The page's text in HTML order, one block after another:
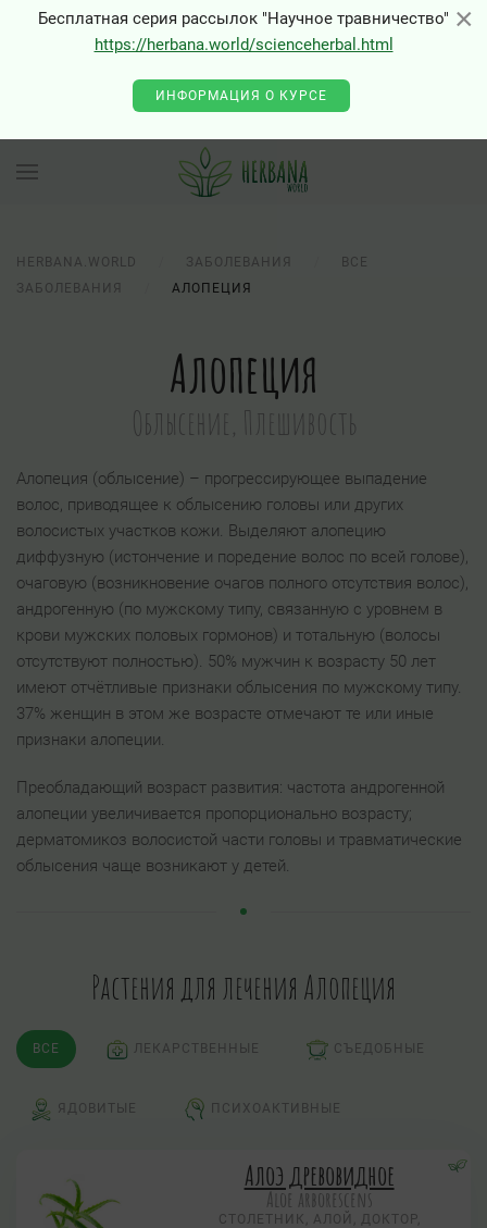
×
Бесплатная серия рассылок "Научное травничество"
https://herbana.world/scienceherbal.html
ИНФОРМАЦИЯ О КУРСЕ
HERBANA.WORLD ЗАБОЛЕВАНИЯ
ВСЕ
ЗАБОЛЕВАНИЯ
АЛОПЕЦИЯ
Алопеция
Облысение, Плешивость
Алопеция (облысение) – прогрессирующее выпадение
волос, приводящее к облысению головы или других
волосистых участков кожи. Выделяют алопецию
диффузную (истончение и поредение волос по всей голове),
очаговую (возникновение очагов полного отсутствия волос),
андрогенную (по мужскому типу, связанную с уровнем в
крови мужских половых гормонов) и тотальную (волосы
отсутствуют полностью). 50% мужчин к возрасту 50 лет
имеют отчётливые признаки облысения по мужскому типу.
37% женщин в этом же возрасте отмечают те или иные
признаки алопеции.
Преобладающий возраст развития: частота андрогенной
алопеции увеличивается пропорционально возрасту;
дерматомикоз волосистой части головы и травматические
облысения чаще возникают у детей.
Растения для лечения Алопеция
ВСЕ ЛЕКАРСТВЕННЫЕ СЪЕДОБНЫЕ
ЯДОВИТЫЕ ПСИХОАКТИВНЫЕ
Алоэ древовидное
Aloe arborescens
СТОЛЕТНИК, АЛОЙ, ДОКТОР,
×